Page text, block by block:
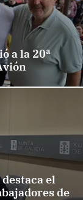
a la 20ª
el
de